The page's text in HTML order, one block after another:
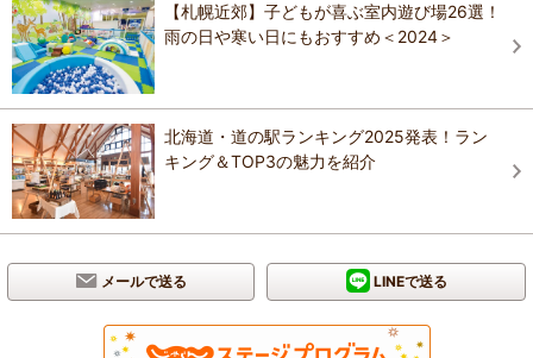
【札幌近郊】子どもが喜ぶ室内遊び場26選！
雨の日や寒い日にもおすすめ＜2024＞
北海道・道の駅ランキング2025発表！ラン
キング＆TOP3の魅力を紹介
メールで送る LINEで送る